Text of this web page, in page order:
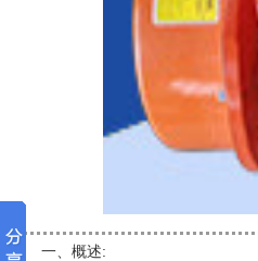
一、概述: